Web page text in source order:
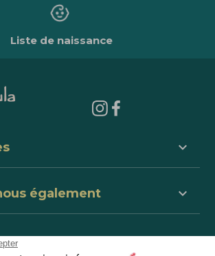
Liste de naissance
keyboard_arrow_down
également keyboard_arrow_down
keyboard_arrow_down